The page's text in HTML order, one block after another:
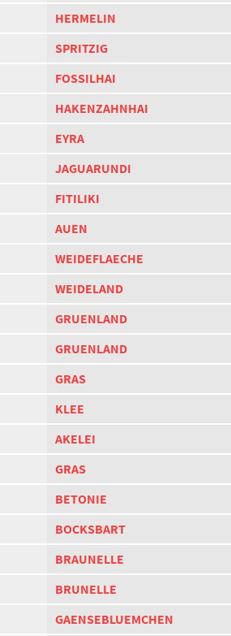
HERMELIN
SPRITZIG
FOSSILHAI
HAKENZAHNHAI
EYRA
JAGUARUNDI
FITILIKI
AUEN
WEIDEFLAECHE
WEIDELAND
GRUENLAND
GRUENLAND
GRAS
KLEE
AKELEI
GRAS
BETONIE
BOCKSBART
BRAUNELLE
BRUNELLE
GAENSEBLUEMCHEN